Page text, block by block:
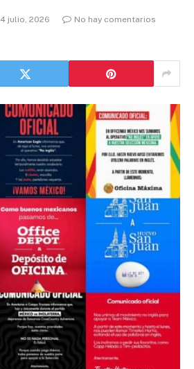
4 julio, 2026
No hay comentarios